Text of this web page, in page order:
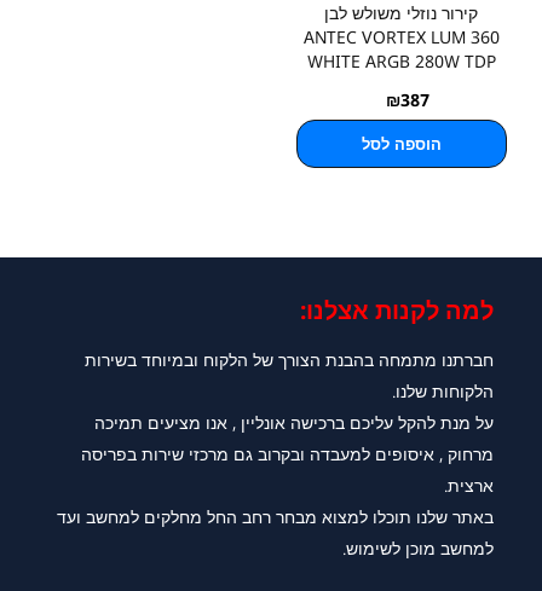
קירור נוזלי משולש לבן
ANTEC VORTEX LUM 360
WHITE ARGB 280W TDP
₪387
הוספה לסל
למה לקנות אצלנו:​
חברתנו מתמחה בהבנת הצורך של הלקוח ובמיוחד בשירות
הלקוחות שלנו.
על מנת להקל עליכם ברכישה אונליין , אנו מציעים תמיכה
מרחוק , איסופים למעבדה ובקרוב גם מרכזי שירות בפריסה
ארצית.
באתר שלנו תוכלו למצוא מבחר רחב החל מחלקים למחשב ועד
למחשב מוכן לשימוש.